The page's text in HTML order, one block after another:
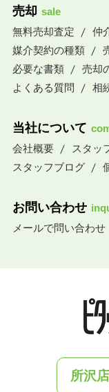
売却 sale
無料売却査定
仲
媒介契約の種類
必要な書類
売却
よくある質問
相
当社について
会社概要
スタッ
スタッフブログ
お問い合わせ
メールで問い合わせ
所沢店